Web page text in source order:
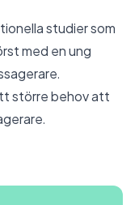
studier som
med en ung
större behov att